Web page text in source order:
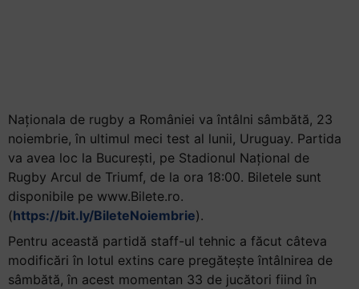
Naționala de rugby a României va întâlni sâmbătă, 23
noiembrie, în ultimul meci test al lunii, Uruguay. Partida
va avea loc la București, pe Stadionul Național de
Rugby Arcul de Triumf, de la ora 18:00. Biletele sunt
disponibile pe www.Bilete.ro.
(https://bit.ly/BileteNoiembrie).
Pentru această partidă staff-ul tehnic a făcut câteva
modificări în lotul extins care pregătește întâlnirea de
sâmbătă, în acest momentan 33 de jucători fiind în